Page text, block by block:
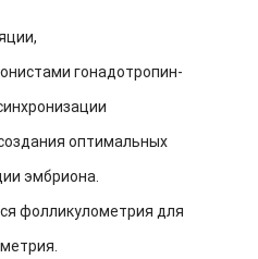
гонадотропин-
оптимальных
эмбриона.
фолликулометрия для